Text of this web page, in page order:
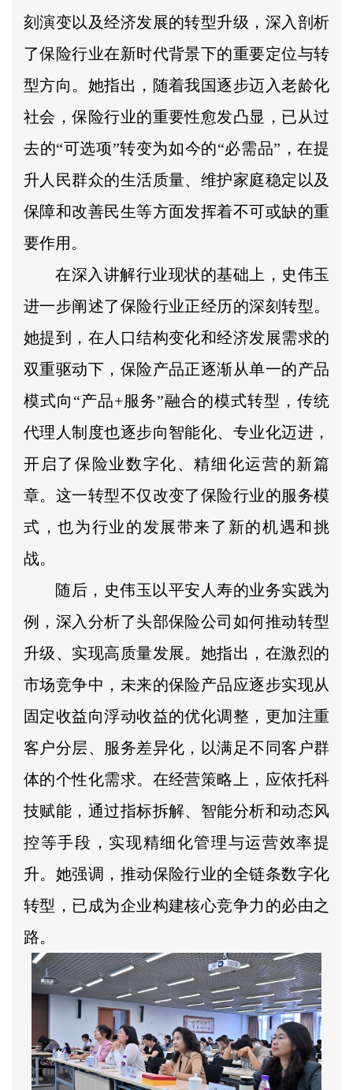
刻演变以及经济发展的转型升级，深入剖析
了保险行业在新时代背景下的重要定位与转
型方向。她指出，随着我国逐步迈入老龄化
社会，保险行业的重要性愈发凸显，已从过
去的“可选项”转变为如今的“必需品”，在提
升人民群众的生活质量、维护家庭稳定以及
保障和改善民生等方面发挥着不可或缺的重
要作用。
在深入讲解行业现状的基础上，史伟玉
进一步阐述了保险行业正经历的深刻转型。
她提到，在人口结构变化和经济发展需求的
双重驱动下，保险产品正逐渐从单一的产品
模式向“产品+服务”融合的模式转型，传统
代理人制度也逐步向智能化、专业化迈进，
开启了保险业数字化、精细化运营的新篇
章。这一转型不仅改变了保险行业的服务模
式，也为行业的发展带来了新的机遇和挑
战。
随后，史伟玉以平安人寿的业务实践为
例，深入分析了头部保险公司如何推动转型
升级、实现高质量发展。她指出，在激烈的
市场竞争中，未来的保险产品应逐步实现从
固定收益向浮动收益的优化调整，更加注重
客户分层、服务差异化，以满足不同客户群
体的个性化需求。在经营策略上，应依托科
技赋能，通过指标拆解、智能分析和动态风
控等手段，实现精细化管理与运营效率提
升。她强调，推动保险行业的全链条数字化
转型，已成为企业构建核心竞争力的必由之
路。